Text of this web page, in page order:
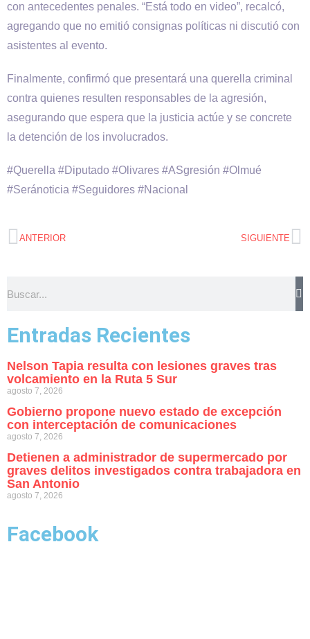
con antecedentes penales. “Está todo en video”, recalcó,
agregando que no emitió consignas políticas ni discutió con
asistentes al evento.
Finalmente, confirmó que presentará una querella criminal
contra quienes resulten responsables de la agresión,
asegurando que espera que la justicia actúe y se concrete
la detención de los involucrados.
#Querella #Diputado #Olivares #ASgresión #Olmué
#Seránoticia #Seguidores #Nacional
ANTERIOR SIGUIENTE
Entradas Recientes
Nelson Tapia resulta con lesiones graves tras
volcamiento en la Ruta 5 Sur
agosto 7, 2026
Gobierno propone nuevo estado de excepción
con interceptación de comunicaciones
agosto 7, 2026
Detienen a administrador de supermercado por
graves delitos investigados contra trabajadora en
San Antonio
agosto 7, 2026
Facebook